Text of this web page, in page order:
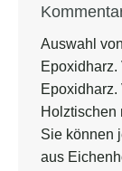
Auswahl
Epoxidharz.
Holztischen
Sie können
aus